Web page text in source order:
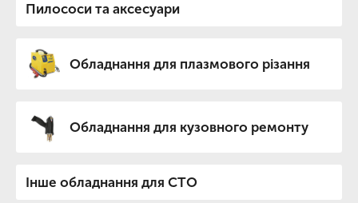
Пилососи та аксесуари
Обладнання для плазмового різання
Обладнання для кузовного ремонту
Інше обладнання для СТО